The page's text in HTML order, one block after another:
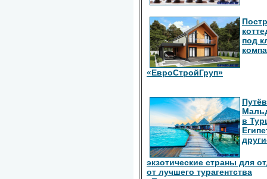
под
«ЕвроСтройГруп»
в
экзотические страны для
от лучшего турагентства